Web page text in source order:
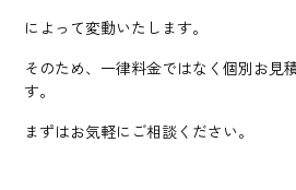
によって変動いたします。
そのため、一律料金ではなく個別お見
す。
まずはお気軽にご相談ください。